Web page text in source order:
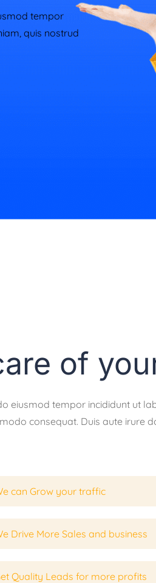
tempor
quis nostrud
of
eiusmod tempor incididunt ut
consequat. Duis aute irure
can Grow your traffic
Drive More Sales and business
Quality Leads for more profits